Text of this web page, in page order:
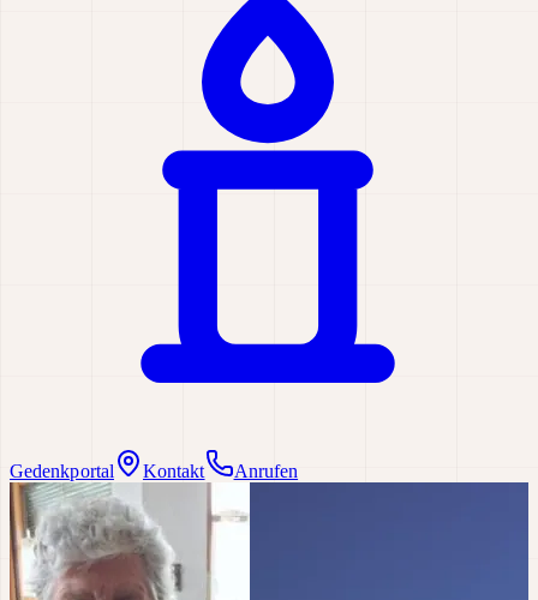
Gedenkportal Kontakt Anrufen